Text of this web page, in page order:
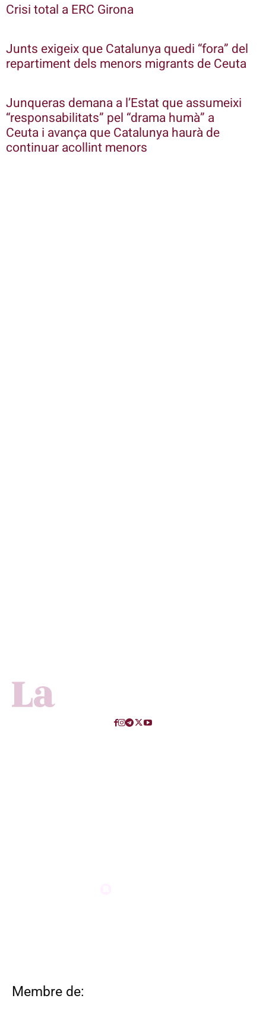
Crisi total a ERC Girona
Junts exigeix que Catalunya quedi “fora” del
repartiment dels menors migrants de Ceuta
Junqueras demana a l’Estat que assumeixi
“responsabilitats” pel “drama humà” a
Ceuta i avança que Catalunya haurà de
continuar acollint menors
Membre de: